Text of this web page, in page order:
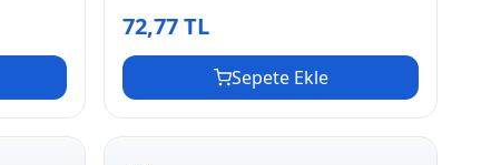
72,77 TL
Sepete Ekle